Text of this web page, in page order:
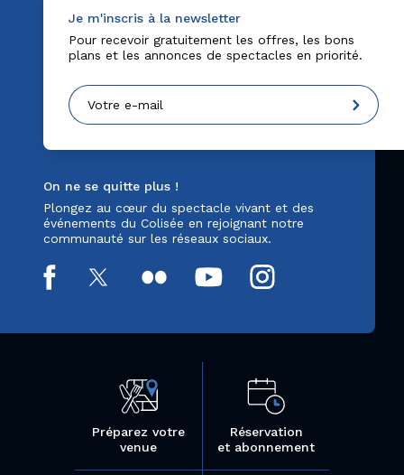
Je m'inscris à la newsletter
Pour recevoir gratuitement les offres, les bons
plans et les annonces de spectacles en priorité.
On ne se quitte plus !
Plongez au cœur du spectacle vivant et des
événements du Colisée en rejoignant notre
communauté sur les réseaux sociaux.
Préparez votre
venue
Réservation
et abonnement